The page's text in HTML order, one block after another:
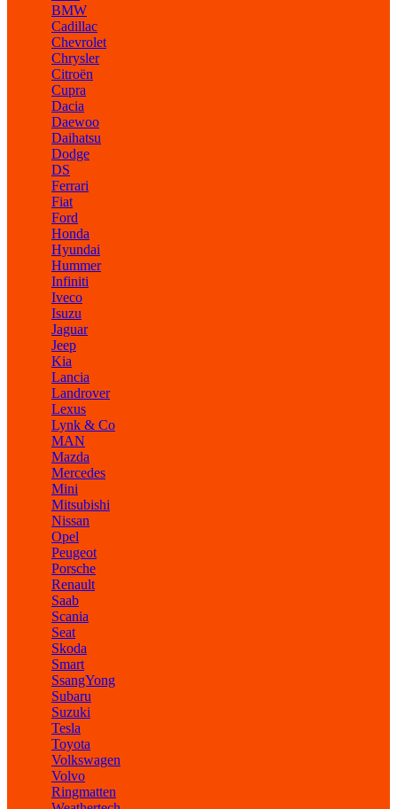
BMW
Cadillac
Chevrolet
Chrysler
Citroën
Cupra
Dacia
Daewoo
Daihatsu
Dodge
DS
Ferrari
Fiat
Ford
Honda
Hyundai
Hummer
Infiniti
Iveco
Isuzu
Jaguar
Jeep
Kia
Lancia
Landrover
Lexus
Lynk & Co
MAN
Mazda
Mercedes
Mini
Mitsubishi
Nissan
Opel
Peugeot
Porsche
Renault
Saab
Scania
Seat
Skoda
Smart
SsangYong
Subaru
Suzuki
Tesla
Toyota
Volkswagen
Volvo
Ringmatten